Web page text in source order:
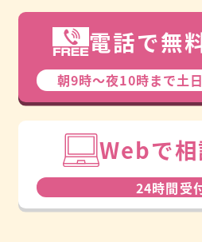
電話で無
朝9時〜夜10時まで⼟
Webで
24時間受